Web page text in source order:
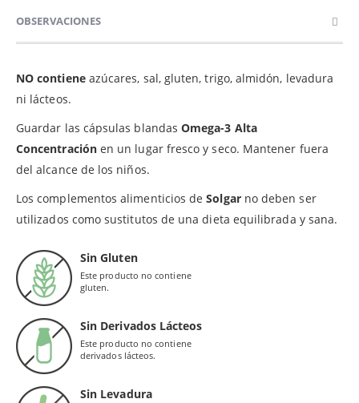
OBSERVACIONES
NO contieneazúcares, sal, gluten, trigo, almidón, levadura
ni lácteos.
Guardar las cápsulas blandasOmega-3 Alta
Concentraciónen un lugar fresco y seco. Mantener fuera
del alcance de los niños.
Los complementos alimenticios deSolgarno deben ser
utilizados como sustitutos de una dieta equilibrada y sana.
Sin Gluten
Este producto no contiene
gluten.
Sin Derivados Lácteos
Este producto no contiene
derivados lácteos.
Sin Levadura